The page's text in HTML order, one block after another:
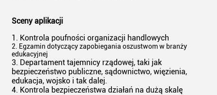
Sceny aplikacji
1. Kontrola poufności organizacji handlowych
2. Egzamin dotyczący zapobiegania oszustwom w branży
edukacyjnej
3. Departament tajemnicy rządowej, taki jak
bezpieczeństwo publiczne, sądownictwo, więzienia,
edukacja, wojsko i tak dalej.
4. Kontrola bezpieczeństwa działań na dużą skalę